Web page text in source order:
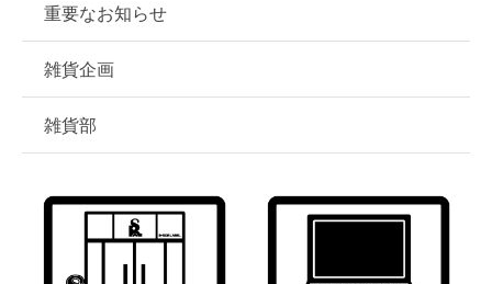
重要なお知らせ
雑貨企画
雑貨部